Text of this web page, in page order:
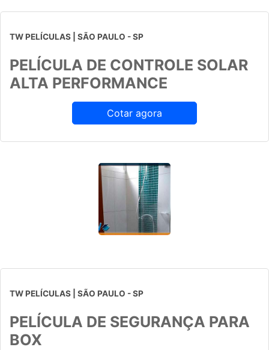
TW PELÍCULAS | SÃO PAULO - SP
PELÍCULA DE CONTROLE SOLAR
ALTA PERFORMANCE
Cotar agora
TW PELÍCULAS | SÃO PAULO - SP
PELÍCULA DE SEGURANÇA PARA
BOX